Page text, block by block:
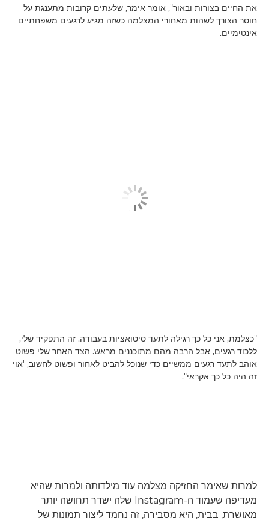
את החיים בצורות ובאור", אומר אימר, שלעתים קרובות מתענגת על
חוסר הצורך לשהות מאחורי המצלמה כשזה מגיע לרגעים משפחתיים
אינטימיים.
"כצלמת, אני כל כך רגילה לתעד סיטואציות בעבודה. זה התפקיד שלי,
ללכוד רגעים, אבל הרבה מהם מתוכננים מראש. הצד האחר שלי פשוט
אוהב לתעד רגעים ממשיים כדי שנוכל להביט לאחור ופשוט לחשוב, 'אוי
זה היה כל כך אקראי".
למרות שאימר החזיקה מצלמה עוד מילדותה ולמרות שהיא
מעדיפה שעמוד ה-Instagram שלה ישדר תחושה יותר
מאושרת, בבית, היא מסבירה, זה נחמד ליצור תמונות של